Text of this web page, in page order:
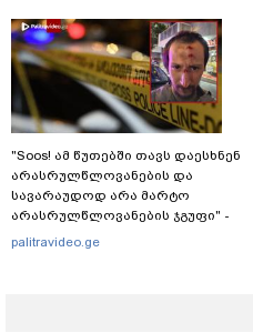
"Soos! ამ წუთებში თავს დაესხნენ
არასრულწლოვანების და
სავარაუდოდ არა მარტო
არასრულწლოვანების ჯგუფი" -
რა ინფორმაციას ავრცელებს
palitravideo.ge